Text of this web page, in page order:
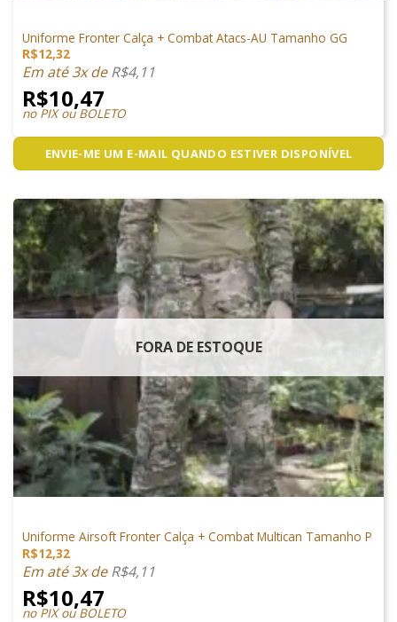
Uniforme Fronter Calça + Combat Atacs-AU Tamanho GG
R$12,32
Em até 3x deR$4,11
R$10,47
no PIX ou BOLETO
ENVIE-ME UM E-MAIL QUANDO ESTIVER DISPONÍVEL
FORA DE ESTOQUE
Uniforme Airsoft Fronter Calça + Combat Multican Tamanho P
R$12,32
Em até 3x deR$4,11
R$10,47
no PIX ou BOLETO